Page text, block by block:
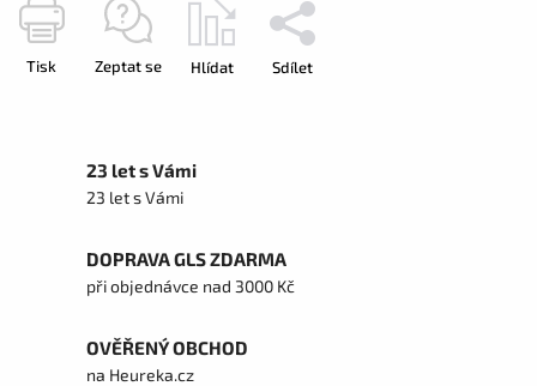
Tisk Zeptat se Hlídat Sdílet
23 let s Vámi
23 let s Vámi
DOPRAVA GLS ZDARMA
při objednávce nad 3000 Kč
OVĚŘENÝ OBCHOD
na Heureka.cz